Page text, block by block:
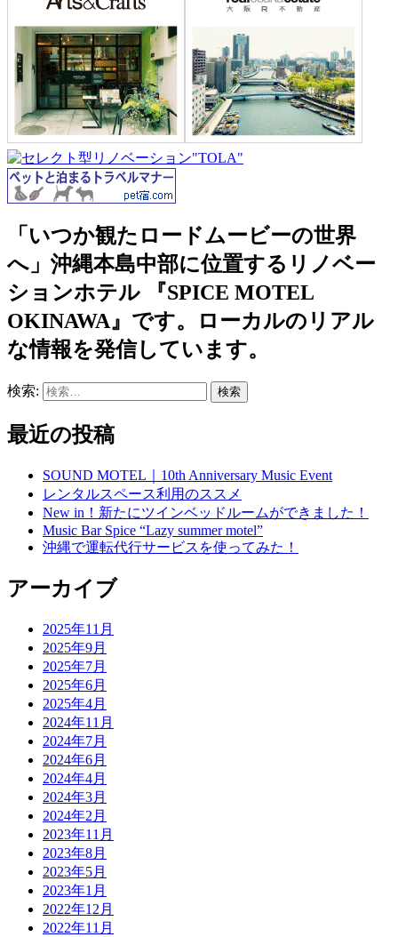
「いつか観たロードムービーの世界
へ」沖縄本島中部に位置するリノベー
ションホテル 『SPICE MOTEL
OKINAWA』です。ローカルのリアル
な情報を発信しています。
検索:
最近の投稿
SOUND MOTEL｜10th Anniversary Music Event
レンタルスペース利用のススメ
New in！新たにツインベッドルームができました！
Music Bar Spice “Lazy summer motel”
沖縄で運転代行サービスを使ってみた！
アーカイブ
2025年11月
2025年9月
2025年7月
2025年6月
2025年4月
2024年11月
2024年7月
2024年6月
2024年4月
2024年3月
2024年2月
2023年11月
2023年8月
2023年5月
2023年1月
2022年12月
2022年11月